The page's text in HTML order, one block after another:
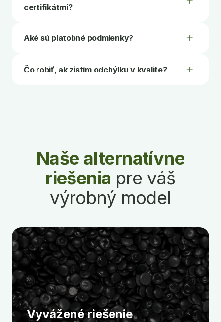
certifikátmi?
Aké sú platobné podmienky?
Čo robiť, ak zistím odchýlku v kvalite?
Naše alternatívne
riešenia pre váš
výrobný model
Vyvážené riešenie